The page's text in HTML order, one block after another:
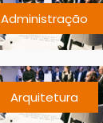
Administração
Arquitetura